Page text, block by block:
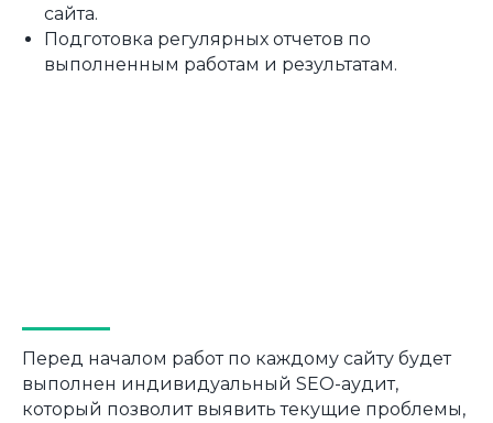
сайта.
Подготовка регулярных отчетов по
выполненным работам и результатам.
Перед началом работ по каждому сайту будет
выполнен индивидуальный SEO-аудит,
который позволит выявить текущие проблемы,